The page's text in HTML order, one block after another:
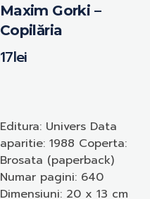
Maxim Gorki –
Copilăria
17lei
Editura: Univers Data
aparitie: 1988 Coperta:
Brosata (paperback)
Numar pagini: 640
Dimensiuni: 20 x 13 cm